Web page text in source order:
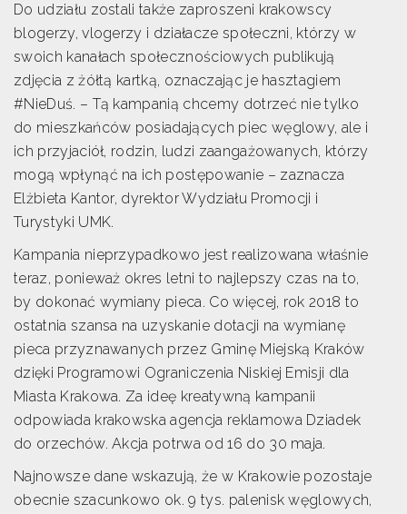
Do udziału zostali także zaproszeni krakowscy
blogerzy, vlogerzy i działacze społeczni, którzy w
swoich kanałach społecznościowych publikują
zdjęcia z żółtą kartką, oznaczając je hasztagiem
#NieDuś. – Tą kampanią chcemy dotrzeć nie tylko
do mieszkańców posiadających piec węglowy, ale i
ich przyjaciół, rodzin, ludzi zaangażowanych, którzy
mogą wpłynąć na ich postępowanie – zaznacza
Elżbieta Kantor, dyrektor Wydziału Promocji i
Turystyki UMK.
Kampania nieprzypadkowo jest realizowana właśnie
teraz, ponieważ okres letni to najlepszy czas na to,
by dokonać wymiany pieca. Co więcej, rok 2018 to
ostatnia szansa na uzyskanie dotacji na wymianę
pieca przyznawanych przez Gminę Miejską Kraków
dzięki Programowi Ograniczenia Niskiej Emisji dla
Miasta Krakowa. Za ideę kreatywną kampanii
odpowiada krakowska agencja reklamowa Dziadek
do orzechów. Akcja potrwa od 16 do 30 maja.
Najnowsze dane wskazują, że w Krakowie pozostaje
obecnie szacunkowo ok. 9 tys. palenisk węglowych,